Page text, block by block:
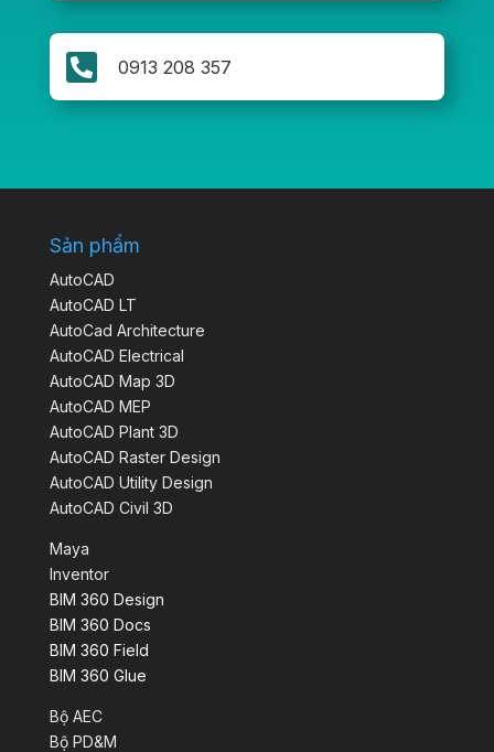
 0913 208 357
Sản phẩm
AutoCAD
AutoCAD LT
AutoCad Architecture
AutoCAD Electrical
AutoCAD Map 3D
AutoCAD MEP
AutoCAD Plant 3D
AutoCAD Raster Design
AutoCAD Utility Design
AutoCAD Civil 3D
Maya
Inventor
BIM 360 Design
BIM 360 Docs
BIM 360 Field
BIM 360 Glue
Bộ AEC
Bộ PD&M